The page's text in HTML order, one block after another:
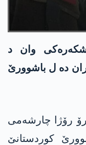
وان د
ده‌ ل باشوورێ
رۆژا چارشه‌می
کوردستانێ